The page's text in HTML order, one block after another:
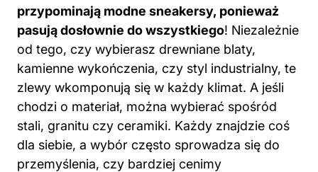
przypominają modne sneakersy, ponieważ
pasują dosłownie do wszystkiego! Niezależnie
od tego, czy wybierasz drewniane blaty,
kamienne wykończenia, czy styl industrialny, te
zlewy wkomponują się w każdy klimat. A jeśli
chodzi o materiał, można wybierać spośród
stali, granitu czy ceramiki. Każdy znajdzie coś
dla siebie, a wybór często sprowadza się do
przemyślenia, czy bardziej cenimy